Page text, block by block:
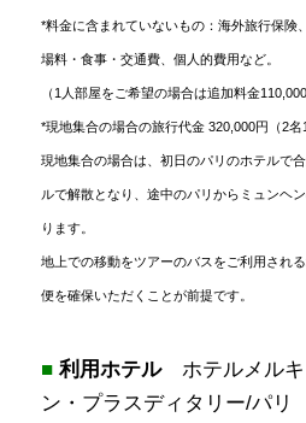
*料金に含まれていないもの：海外旅行保険
場料・食事・交通費、個人的費用など。
（1人部屋をご希望の場合は追加料金
*現地集合の場合の旅行代金 320,000円（2名
現地集合の場合は、初日のパリのホテルで
ルで解散となり、途中のパリからミュンヘ
ります。
地上での移動をツアーのバスをご利用され
便を確保いただくことが前提です。
■ 利用ホテル ホテルメル
ン・プラスディタリー/パ